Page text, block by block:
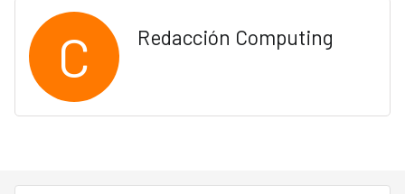
C Redacción Computing